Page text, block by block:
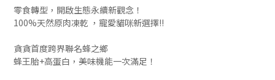
零食轉型，開啟生態永續新觀念！
100%天然原肉凍乾 ，寵愛貓咪新選擇!!
貪貪首度跨界聯名蜂之鄉
蜂王胎+高蛋白，美味機能一次滿足！